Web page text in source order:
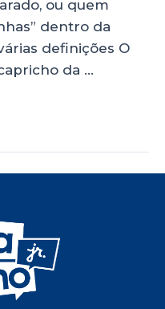
ou quem
dentro da
definições O
da …